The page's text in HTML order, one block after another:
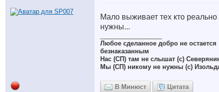
Мало выживает тех кто реально
нужны...
Любое сделанное добро не остается
безнаказанным
Нас (СП) там не слышат (с)
Мы (СП) никому не нужны (с)
В Минюст
Цитата